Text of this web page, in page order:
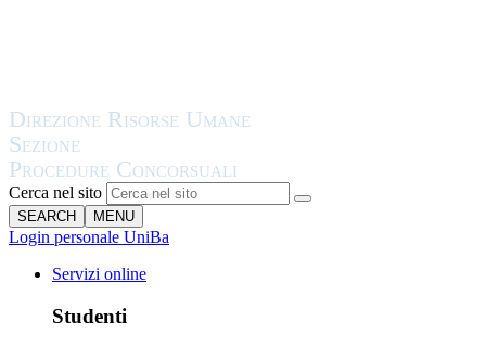
Cerca nel sito
SEARCH MENU
Login personale UniBa
Servizi online
Studenti